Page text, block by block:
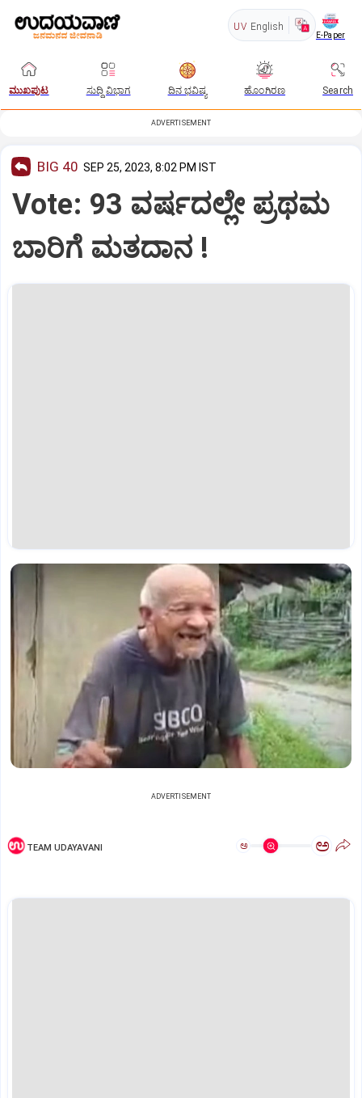
UV English
E-Paper
ಮುಖಪುಟ ಸುದ್ದಿ ವಿಭಾಗ ದಿನ ಭವಿಷ್ಯ ಹೊಂಗಿರಣ Search
ADVERTISEMENT
BIG 40 SEP 25, 2023, 8:02 PM IST
Vote: 93 ವರ್ಷದಲ್ಲೇ ಪ್ರಥಮ
ಬಾರಿಗೆ ಮತದಾನ !
ADVERTISEMENT
TEAM UDAYAVANI ಅ ಅ